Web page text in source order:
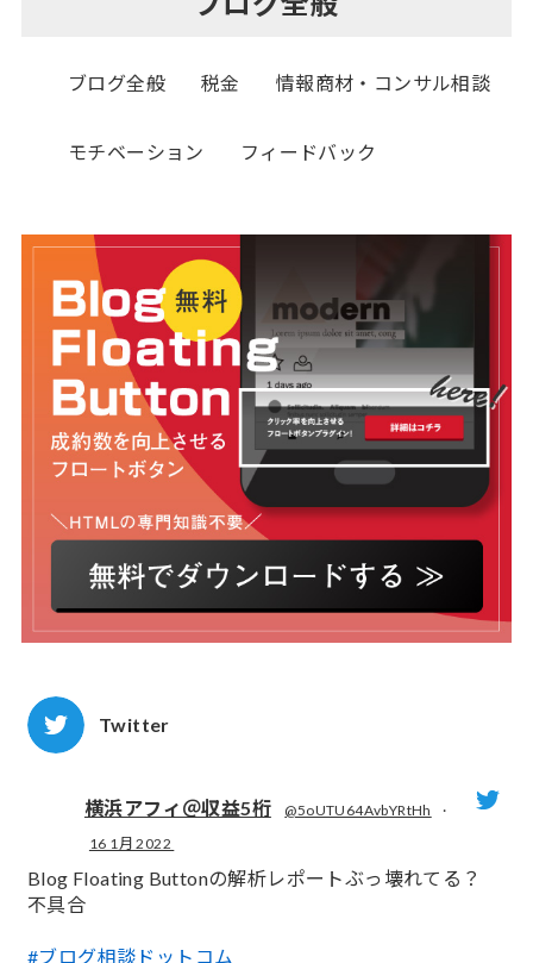
ブログ全般 税金 情報商材・コンサル相談
モチベーション フィードバック
Twitter
横浜アフィ＠収益5桁 @5oUTU64AvbYRtHh
·
16 1月 2022
Blog Floating Buttonの解析レポートぶっ壊れてる？
不具合
#ブログ相談ドットコム